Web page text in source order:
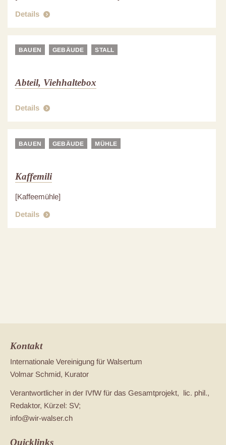
Details
BAUEN GEBÄUDE STALL
Abteil, Viehhaltebox
Details
BAUEN GEBÄUDE MÜHLE
Kaffemili
[Kaffeemühle]
Details
Kontakt
Internationale Vereinigung für Walsertum
Volmar Schmid, Kurator
Verantwortlicher in der IVfW für das Gesamtprojekt, lic. phil.,
Redaktor, Kürzel: SV;
info@wir-walser.ch
Quicklinks